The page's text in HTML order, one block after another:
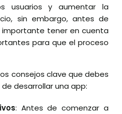
usuarios y aumentar la
sin embargo, antes de
importante tener en cuenta
para que el proceso
consejos clave que debes
desarrollar una app:
: Antes de comenzar a